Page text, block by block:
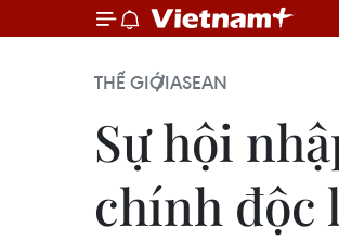
THẾ GIỚIASEAN
Sự hội
chính độc